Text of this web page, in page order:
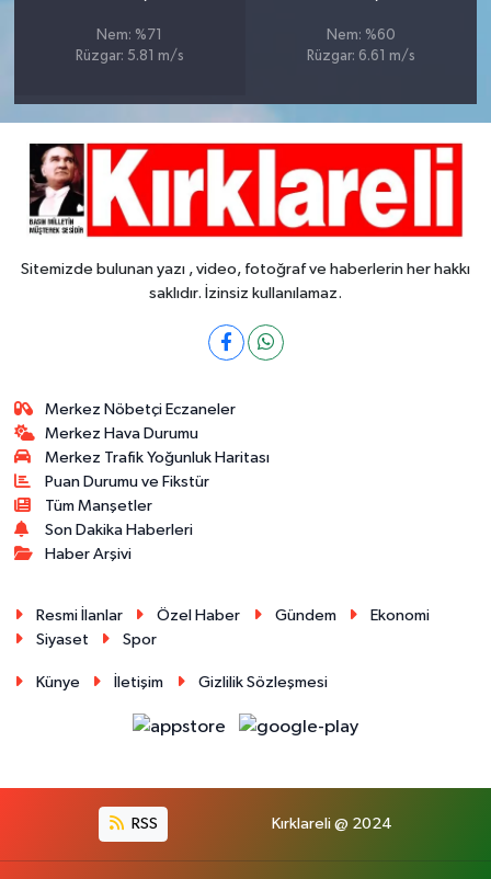
Nem: %71
Rüzgar: 5.81 m/s
Nem: %60
Rüzgar: 6.61 m/s
Sitemizde bulunan yazı , video, fotoğraf ve haberlerin her hakkı
saklıdır. İzinsiz kullanılamaz.
Merkez Nöbetçi Eczaneler
Merkez Hava Durumu
Merkez Trafik Yoğunluk Haritası
Puan Durumu ve Fikstür
Tüm Manşetler
Son Dakika Haberleri
Haber Arşivi
Resmi İlanlar Özel Haber Gündem
Ekonomi
Siyaset
Spor
Künye İletişim Gizlilik Sözleşmesi
RSS Kırklareli @ 2024